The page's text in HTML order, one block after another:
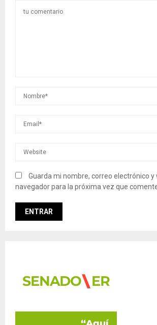
Guarda mi nombre, correo electrónico y
navegador para la próxima vez que